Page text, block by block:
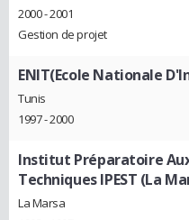
2000 - 2001
Gestion de projet
ENIT(Ecole Nationale
Tunis
1997 - 2000
Institut Préparatoire
Techniques IPEST (La
La Marsa